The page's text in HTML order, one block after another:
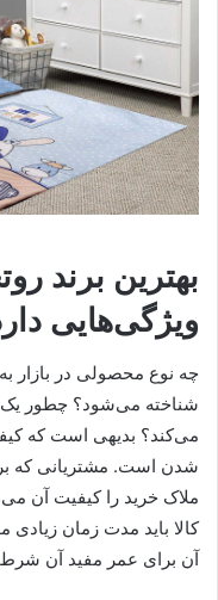
بهترین برند
ویژگی‌هایی
چه نوع محصولی در بازار به
شناخته می‌شود؟ چطور یک
می‌کند؟ بدیهی است که
شدن است. مشتریانی که
ملاک خرید را کیفیت آن
کالا باید مدت زمان
آن برای عمر مفید آن